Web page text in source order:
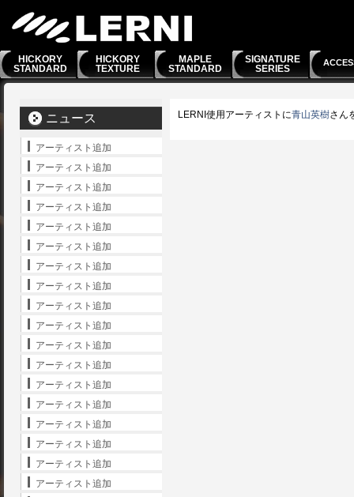
HICKORY
STANDARD
HICKORY
TEXTURE
MAPLE
STANDARD
SIGNATURE
SERIES
LERNI使用アーティストに青山英樹さん
ニュース
アーティスト追加
アーティスト追加
アーティスト追加
アーティスト追加
アーティスト追加
アーティスト追加
アーティスト追加
アーティスト追加
アーティスト追加
アーティスト追加
アーティスト追加
アーティスト追加
アーティスト追加
アーティスト追加
アーティスト追加
アーティスト追加
アーティスト追加
アーティスト追加